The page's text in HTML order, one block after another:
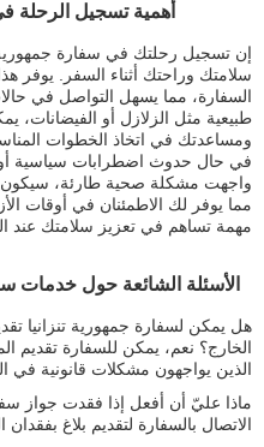
أهمية تسجيل الرحلة
إن تسجيل رحلتك في سفارة جمهورية
سلامتك وراحتك أثناء السفر. يوفر
السفارة، مما يسهل التواصل في
طبيعية مثل الزلازل أو الفيضانات،
ومساعدتك في اتخاذ الخطوات
في حال حدوث اضطرابات سياسية أو
واجهت مشكلة صحية طارئة، سيكون
مما يوفر لك الاطمئنان في أوقات
مهمة تساهم في تعزيز سلامتك عند
الأسئلة الشائعة حول خدمات
هل يمكن لسفارة جمهورية تنزانيا
الخارج؟ نعم، يمكن للسفارة تقديم
الذين يواجهون مشكلات قانونية في
ماذا عليّ أن أفعل إذا فقدت جواز
الاتصال بالسفارة لتقديم بلاغ بفقدان